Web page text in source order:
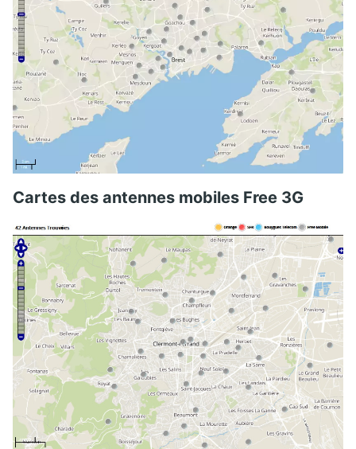
Cartes des antennes mobiles Free 3G